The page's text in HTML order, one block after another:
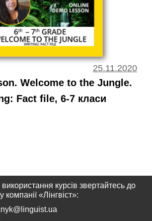
25.11.2020
Welcome to the Jungle.
Fact file, 6-7 класи
курсів звертайтесь до
компанії «Лінгвіст»: